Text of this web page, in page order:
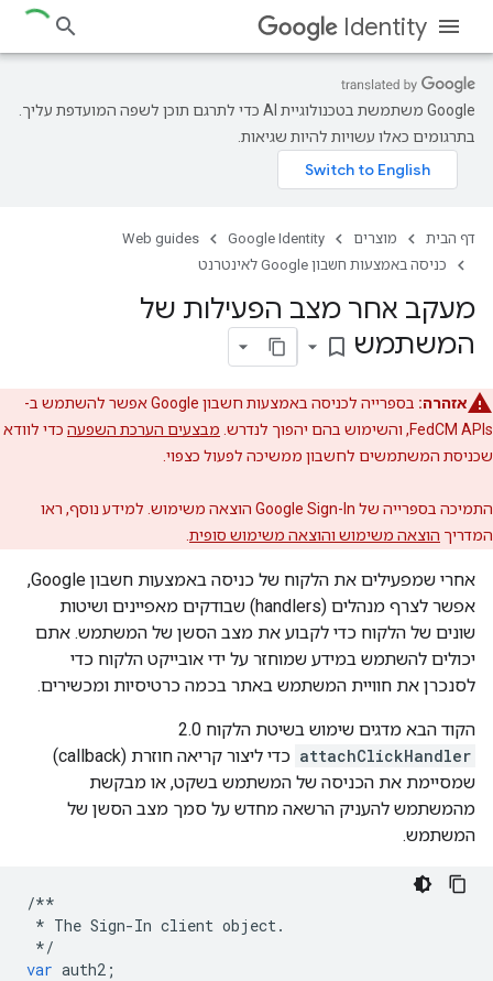
Identity
‫Google משתמשת בטכנולוגיית AI כדי לתרגם תוכן לשפה המועדפת עליך.
בתרגומים כאלו עשויות להיות שגיאות.
דף הבית מוצרים Google Identity
Web guides
כניסה באמצעות חשבון Google לאינטרנט
מעקב אחר מצב הפעילות של
המשתמש bookmark_border
אזהרה:
בספרייה לכניסה באמצעות חשבון Google אפשר להשתמש ב-
FedCM APIs, והשימוש בהם יהפוך לנדרש.
מבצעים הערכת השפעה כדי לוודא
שכניסת המשתמשים לחשבון ממשיכה לפעול כצפוי.
התמיכה בספרייה של Google Sign-In הוצאה משימוש. למידע נוסף, ראו
המדריך הוצאה משימוש והוצאה משימוש סופית
אחרי שמפעילים את הלקוח של כניסה באמצעות חשבון Google,
אפשר לצרף מנהלים (handlers) שבודקים מאפיינים ושיטות
שונים של הלקוח כדי לקבוע את מצב הסשן של המשתמש. אתם
יכולים להשתמש במידע שמוחזר על ידי אובייקט הלקוח כדי
לסנכרן את חוויית המשתמש באתר בכמה כרטיסיות ומכשירים.
הקוד הבא מדגים שימוש בשיטת הלקוח 2.0‏
attachClickHandler
כדי ליצור קריאה חוזרת (callback)
שמסיימת את הכניסה של המשתמש בשקט, או מבקשת
מהמשתמש להעניק הרשאה מחדש על סמך מצב הסשן של
המשתמש.
/**
* The Sign-In client object.
*/
var auth2 ;